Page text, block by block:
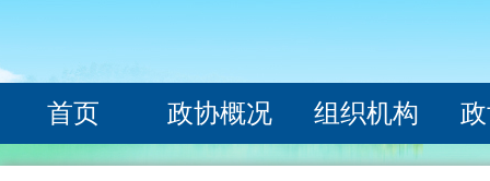
首页 政协概况 组织机构